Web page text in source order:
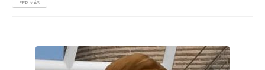
LEER MÁS...